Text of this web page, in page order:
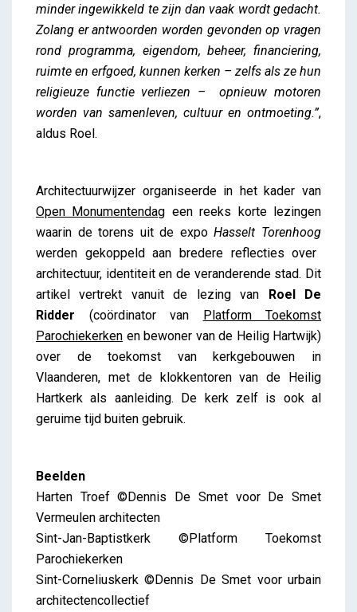
minder ingewikkeld te zijn dan vaak wordt gedacht.
Zolang er antwoorden worden gevonden op vragen
rond programma, eigendom, beheer, financiering,
ruimte en erfgoed, kunnen kerken – zelfs als ze hun
religieuze functie verliezen – opnieuw motoren
worden van samenleven, cultuur en ontmoeting.”,
aldus Roel.
Architectuurwijzer organiseerde in het kader van
Open Monumentendag een reeks korte lezingen
waarin de torens uit de expoHasselt Torenhoog
werden gekoppeld aan bredere reflecties over
architectuur, identiteit en de veranderende stad. Dit
artikel vertrekt vanuit de lezing van Roel De
Ridder (coördinator van Platform Toekomst
Parochiekerken en bewoner van de Heilig Hartwijk)
over de toekomst van kerkgebouwen in
Vlaanderen, met de klokkentoren van de Heilig
Hartkerk als aanleiding. De kerk zelf is ook al
geruime tijd buiten gebruik.
Beelden
Harten Troef ©Dennis De Smet voor De Smet
Vermeulen architecten
Sint-Jan-Baptistkerk ©Platform Toekomst
Parochiekerken
Sint-Corneliuskerk ©Dennis De Smet voor urbain
architectencollectief